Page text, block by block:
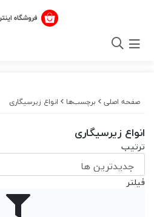
صفحه اصلی برچسب‌ها انواع زیرسیگاری
انواع زیرسیگاری
ترتیب
فیلتر